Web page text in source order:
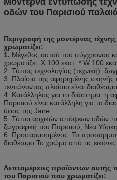
οδών του Παρισιού
Περιγραφή της μοντέρνας
χρωματίζει:
1. Μέγεθος αυτού του σύγχρονου
χρωματίζει: Χ 100 εκατ. * W 100
2. Τύπος τεχνολογίας (τεχνική):
3. Πλαίσια της αφηρημένης σκηνής
τεντώνοντας πλαίσιο είναι διαθέσιμο
4. Κατάλληλος για το διάστημα: η
Παρισιού είναι κατάλληλη για τα
ύφος της Jane
5. Τύποι αρχικών απόψεων οδών
ζωγραφική του Παρισιού, Νέα
6. Προσαρμοσμένος: Το
διαθέσιμο Το χρώμα από τις εικόνες
Λεπτομέρειες προϊόντων αυτής
του Παρισιού που χρωματίζει: